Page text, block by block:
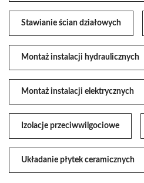
Stawianie ścian działowych
Montaż instalacji hydraulicznych
Montaż instalacji elektrycznych
Izolacje przeciwwilgociowe
Układanie płytek ceramicznych